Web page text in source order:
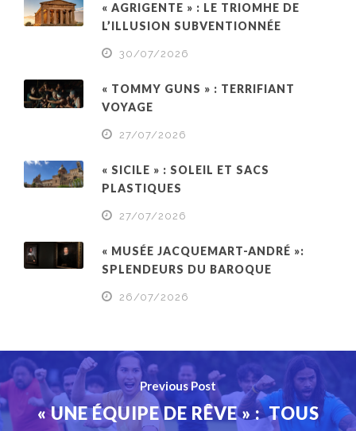
« AGRIGENTE » : LE TRIOMHE DE
L’ILLUSION SUBVENTIONNÉE
30/07/2026
« TOMMY GUNS » : TERRIFIANT
VOYAGE
27/07/2026
« SICILE » : SOLEIL ET SACS
PLASTIQUES
27/07/2026
« MUSÉE JACQUEMART-ANDRÉ »:
SPLENDEURS DU BAROQUE
26/07/2026
Previous Post
« UNE ÉQUIPE DE RÊVE » : TOUS